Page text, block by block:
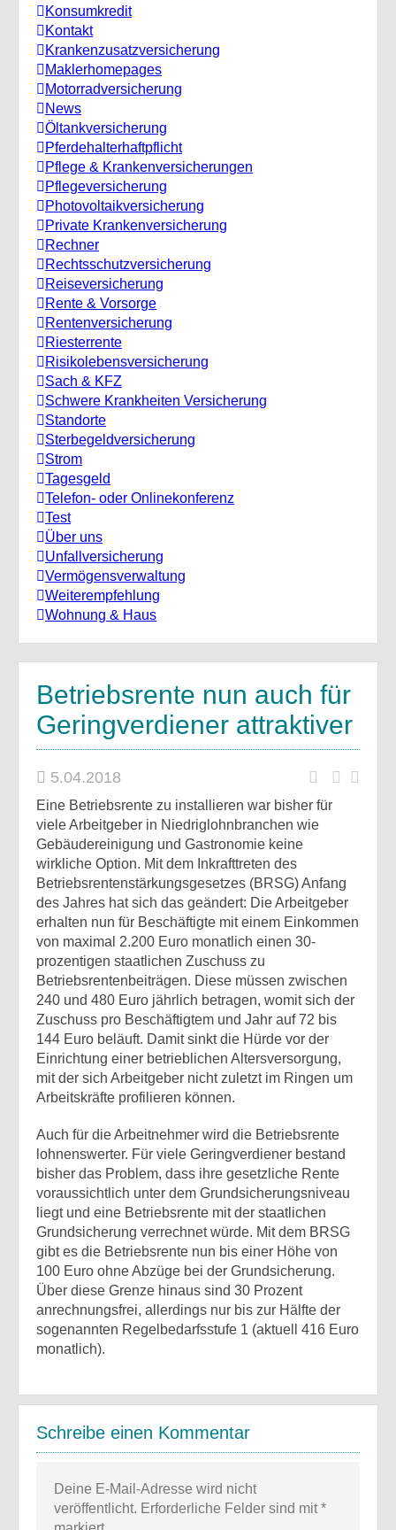
Konsumkredit
Kontakt
Krankenzusatzversicherung
Maklerhomepages
Motorradversicherung
News
Öltankversicherung
Pferdehalterhaftpflicht
Pflege & Krankenversicherungen
Pflegeversicherung
Photovoltaikversicherung
Private Krankenversicherung
Rechner
Rechtsschutzversicherung
Reiseversicherung
Rente & Vorsorge
Rentenversicherung
Riesterrente
Risikolebensversicherung
Sach & KFZ
Schwere Krankheiten Versicherung
Standorte
Sterbegeldversicherung
Strom
Tagesgeld
Telefon- oder Onlinekonferenz
Test
Über uns
Unfallversicherung
Vermögensverwaltung
Weiterempfehlung
Wohnung & Haus
Betriebsrente nun auch für
Geringverdiener attraktiver
5.04.2018
Eine Betriebsrente zu installieren war bisher für
viele Arbeitgeber in Niedriglohnbranchen wie
Gebäudereinigung und Gastronomie keine
wirkliche Option. Mit dem Inkrafttreten des
Betriebsrentenstärkungsgesetzes (BRSG) Anfang
des Jahres hat sich das geändert: Die Arbeitgeber
erhalten nun für Beschäftigte mit einem Einkommen
von maximal 2.200 Euro monatlich einen 30-
prozentigen staatlichen Zuschuss zu
Betriebsrentenbeiträgen. Diese müssen zwischen
240 und 480 Euro jährlich betragen, womit sich der
Zuschuss pro Beschäftigtem und Jahr auf 72 bis
144 Euro beläuft. Damit sinkt die Hürde vor der
Einrichtung einer betrieblichen Altersversorgung,
mit der sich Arbeitgeber nicht zuletzt im Ringen um
Arbeitskräfte profilieren können.
Auch für die Arbeitnehmer wird die Betriebsrente
lohnenswerter. Für viele Geringverdiener bestand
bisher das Problem, dass ihre gesetzliche Rente
voraussichtlich unter dem Grundsicherungsniveau
liegt und eine Betriebsrente mit der staatlichen
Grundsicherung verrechnet würde. Mit dem BRSG
gibt es die Betriebsrente nun bis einer Höhe von
100 Euro ohne Abzüge bei der Grundsicherung.
Über diese Grenze hinaus sind 30 Prozent
anrechnungsfrei, allerdings nur bis zur Hälfte der
sogenannten Regelbedarfsstufe 1 (aktuell 416 Euro
monatlich).
Schreibe einen Kommentar
Deine E-Mail-Adresse wird nicht
veröffentlicht. Erforderliche Felder sind mit*